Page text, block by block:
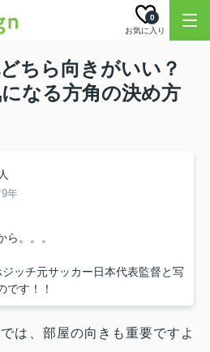
お気に入り
0
ちら向きがいい？
なる方角の決め方
年
。。。
ッチ元サッカー日本代表監督と写
です！！
は、部屋の向きも重要ですよ